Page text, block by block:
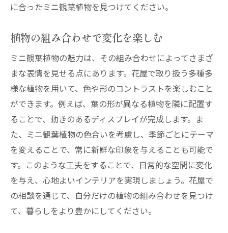
に合ったミニ観葉植物を見つけてください。
植物の組み合わせで変化を楽しむ
ミニ観葉植物の魅力は、その組み合わせによってさまざ
まな表情を見せる点にあります。花屋で取り扱う多種多
様な植物を用いて、色や形のコントラストを楽しむこと
ができます。例えば、葉の形が異なる植物を隣に配置す
ることで、動きのあるディスプレイが完成します。ま
た、ミニ観葉植物の色合いを考慮し、季節ごとにテーマ
を変えることで、常に新鮮な印象を与えることも可能で
す。このような工夫をすることで、日常的な空間に変化
を与え、心地よいインテリアを実現しましょう。花屋で
の相談を通じて、自分だけの植物の組み合わせを見つけ
て、暮らしをより豊かにしてください。